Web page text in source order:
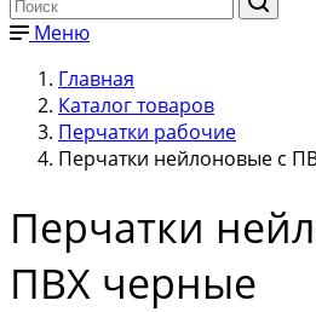
Меню
Главная
Каталог товаров
Перчатки рабочие
Перчатки нейлоновые с
Перчатки
ПВХ черные